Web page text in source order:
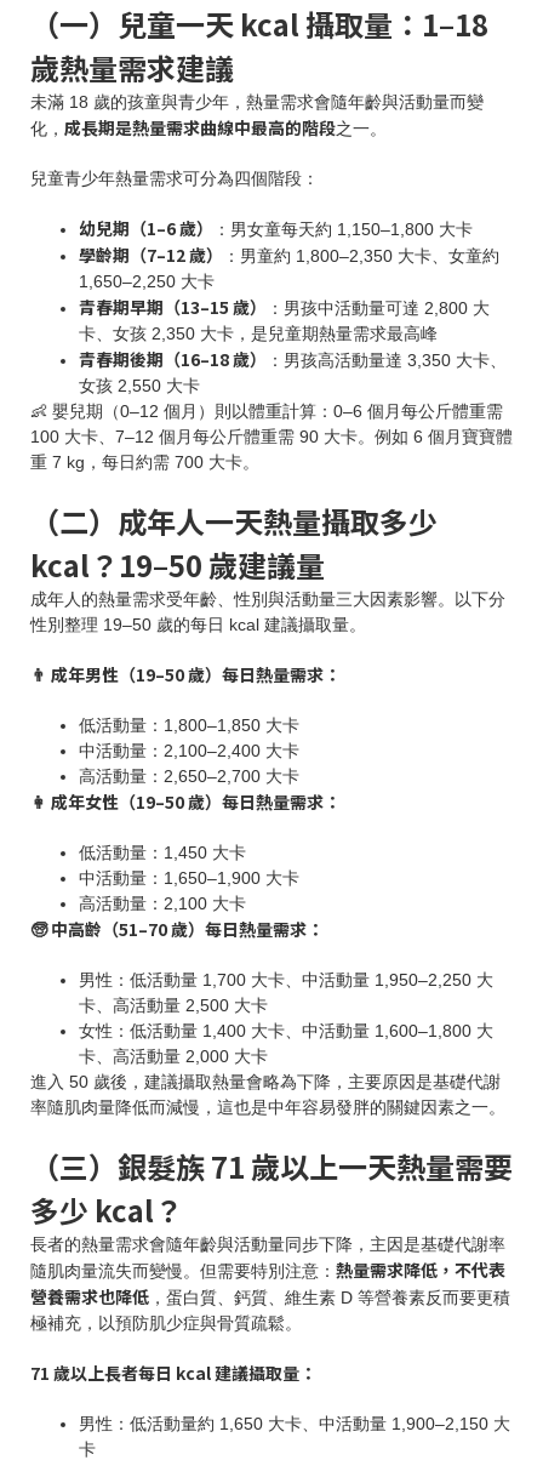
（一）兒童一天 kcal 攝取量：1–18
歲熱量需求建議
未滿 18 歲的孩童與青少年，熱量需求會隨年齡與活動量而變
化， 成長期是熱量需求曲線中最高的階段之一。
兒童青少年熱量需求可分為四個階段：
幼兒期（1–6 歲） ：男女童每天約 1,150–1,800 大卡
學齡期（7–12 歲）
：男童約 1,800–2,350 大卡、女童約
1,650–2,250 大卡
青春期早期（13–15 歲）
：男孩中活動量可達 2,800 大
卡、女孩 2,350 大卡，是兒童期熱量需求最高峰
青春期後期（16–18 歲）
：男孩高活動量達 3,350 大卡、
女孩 2,550 大卡
👶 嬰兒期（0–12 個月）則以體重計算：0–6 個月每公斤體重需
100 大卡、7–12 個月每公斤體重需 90 大卡。例如 6 個月寶寶體
重 7 kg，每日約需 700 大卡。
（二）成年人一天熱量攝取多少
kcal？19–50 歲建議量
成年人的熱量需求受年齡、性別與活動量三大因素影響。以下分
性別整理 19–50 歲的每日 kcal 建議攝取量。
👨 成年男性（19–50 歲）每日熱量需求：
低活動量：1,800–1,850 大卡
中活動量：2,100–2,400 大卡
高活動量：2,650–2,700 大卡
👩 成年女性（19–50 歲）每日熱量需求：
低活動量：1,450 大卡
中活動量：1,650–1,900 大卡
高活動量：2,100 大卡
🧓 中高齡（51–70 歲）每日熱量需求：
男性：低活動量 1,700 大卡、中活動量 1,950–2,250 大
卡、高活動量 2,500 大卡
女性：低活動量 1,400 大卡、中活動量 1,600–1,800 大
卡、高活動量 2,000 大卡
進入 50 歲後，建議攝取熱量會略為下降，主要原因是基礎代謝
率隨肌肉量降低而減慢，這也是中年容易發胖的關鍵因素之一。
（三）銀髮族 71 歲以上一天熱量需要
多少 kcal？
長者的熱量需求會隨年齡與活動量同步下降，主因是基礎代謝率
隨肌肉量流失而變慢。但需要特別注意： 熱量需求降低，不代表
營養需求也降低 ，蛋白質、鈣質、維生素 D 等營養素反而要更積
極補充，以預防肌少症與骨質疏鬆。
71 歲以上長者每日 kcal 建議攝取量：
男性：低活動量約 1,650 大卡、中活動量 1,900–2,150 大
卡